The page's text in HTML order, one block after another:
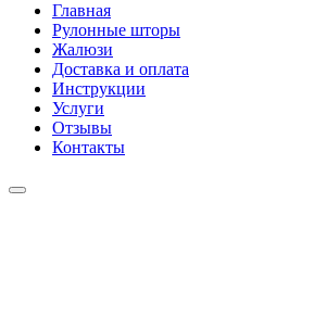
Главная
Рулонные шторы
Жалюзи
Доставка и оплата
Инструкции
Услуги
Отзывы
Контакты